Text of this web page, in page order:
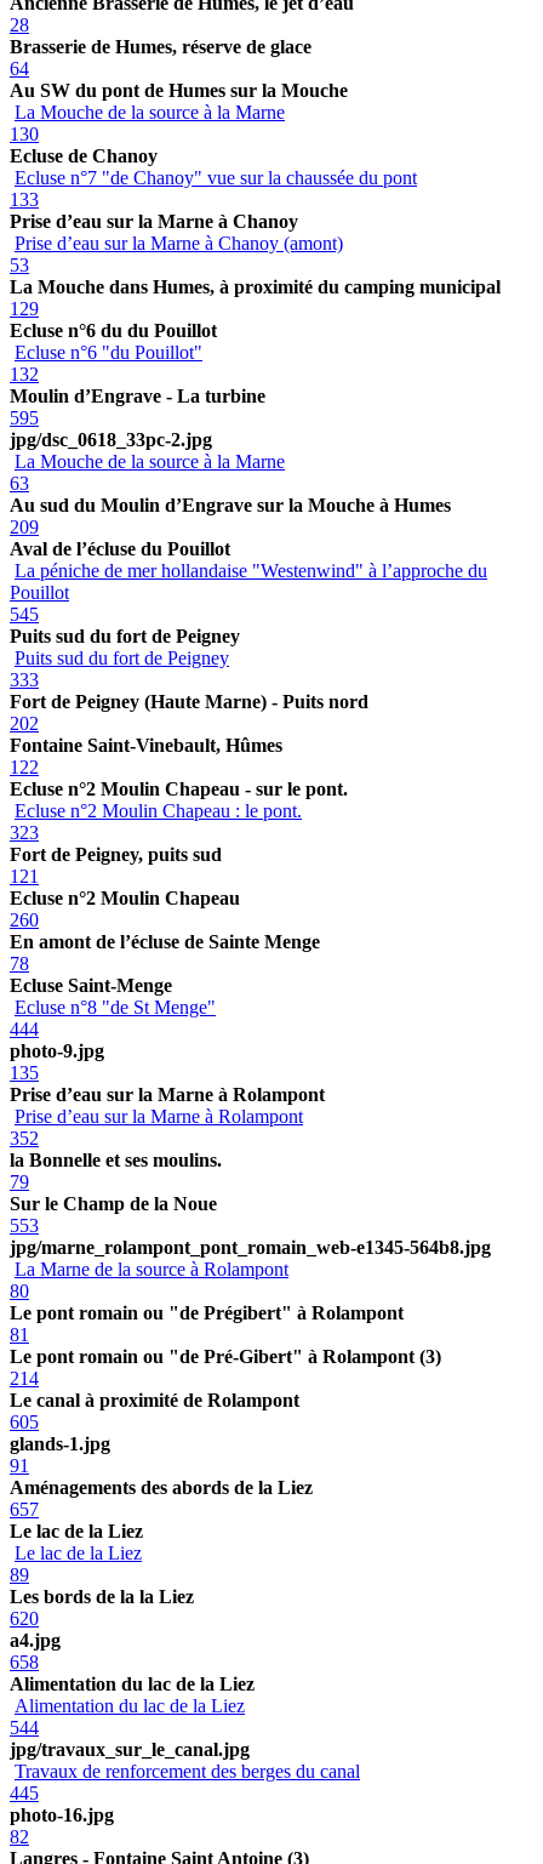
28
Brasserie de Humes, réserve de glace
64
Au SW du pont de Humes sur la Mouche
La Mouche de la source à la Marne
130
Ecluse de Chanoy
Ecluse n°7 "de Chanoy" vue sur la chaussée du pont
133
Prise d’eau sur la Marne à Chanoy
Prise d’eau sur la Marne à Chanoy (amont)
53
La Mouche dans Humes, à proximité du camping municipal
129
Ecluse n°6 du du Pouillot
Ecluse n°6 "du Pouillot"
132
Moulin d’Engrave - La turbine
595
jpg/dsc_0618_33pc-2.jpg
La Mouche de la source à la Marne
63
Au sud du Moulin d’Engrave sur la Mouche à Humes
209
Aval de l’écluse du Pouillot
La péniche de mer hollandaise "Westenwind" à l’approche du
Pouillot
545
Puits sud du fort de Peigney
Puits sud du fort de Peigney
333
Fort de Peigney (Haute Marne) - Puits nord
202
Fontaine Saint-Vinebault, Hûmes
122
Ecluse n°2 Moulin Chapeau - sur le pont.
Ecluse n°2 Moulin Chapeau : le pont.
323
Fort de Peigney, puits sud
121
Ecluse n°2 Moulin Chapeau
260
En amont de l’écluse de Sainte Menge
78
Ecluse Saint-Menge
Ecluse n°8 "de St Menge"
444
photo-9.jpg
135
Prise d’eau sur la Marne à Rolampont
Prise d’eau sur la Marne à Rolampont
352
la Bonnelle et ses moulins.
79
Sur le Champ de la Noue
553
jpg/marne_rolampont_pont_romain_web-e1345-564b8.jpg
La Marne de la source à Rolampont
80
Le pont romain ou "de Prégibert" à Rolampont
81
Le pont romain ou "de Pré-Gibert" à Rolampont (3)
214
Le canal à proximité de Rolampont
605
glands-1.jpg
91
Aménagements des abords de la Liez
657
Le lac de la Liez
Le lac de la Liez
89
Les bords de la la Liez
620
a4.jpg
658
Alimentation du lac de la Liez
Alimentation du lac de la Liez
544
jpg/travaux_sur_le_canal.jpg
Travaux de renforcement des berges du canal
445
photo-16.jpg
82
Langres - Fontaine Saint Antoine (3)